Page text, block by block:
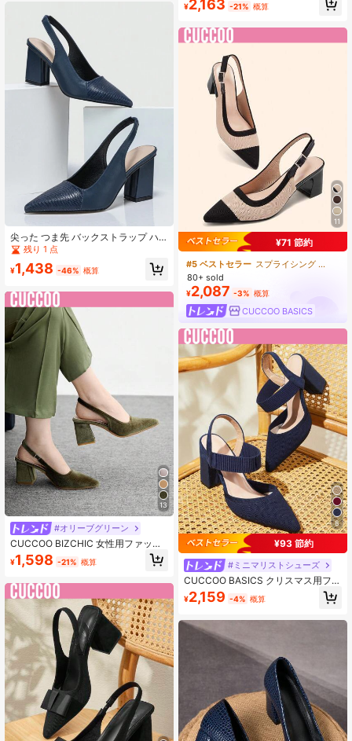
尖った つま先 バックストラップ ハ
イヒール、エレガント、パーティー
残り 1 点
¥1,438 -46% 概算
13
#オリーブグリーン
CUCCOO BIZCHIC 女性用ファッシ
ョンベルベット素材バックストラッ
プ厚底ヒールポインテッドトゥPUレ
仕事、パーティー、休暇に適してい
ます
¥1,598 -21% 概算
ヒール、ポインテッドトゥ、エレガ
ーズ
¥2,163 -21% 概算
11
¥71 節約
#5 ベストセラー
スプライシング 女性用パンプス
80+ sold
¥2,087 -3% 概算
CUCCOO BASICS
8
¥93 節約
#ミニマリストシューズ
CUCCOO BASICS クリスマス用ファ
ッション 多用途 ミニマリスト ソリ
ッドカラー ハイヒールサンダル
¥2,159 -4% 概算